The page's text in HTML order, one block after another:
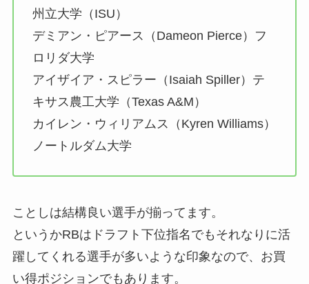
州立大学（ISU）
デミアン・ピアース（Dameon Pierce）フ
ロリダ大学
アイザイア・スピラー（Isaiah Spiller）テ
キサス農工大学（Texas A&M）
カイレン・ウィリアムス（Kyren Williams）
ノートルダム大学
ことしは結構良い選手が揃ってます。
というかRBはドラフト下位指名でもそれなりに活
躍してくれる選手が多いような印象なので、お買
い得ポジションでもあります。